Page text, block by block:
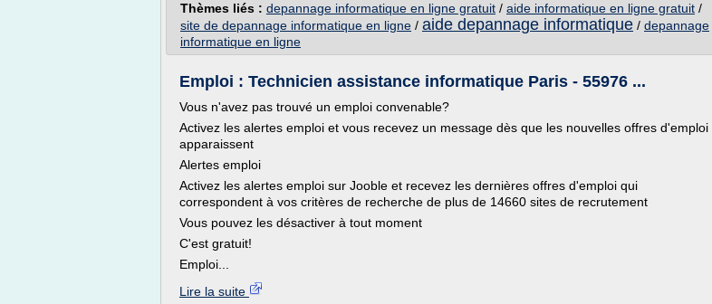
Thèmes liés : depannage informatique en ligne gratuit / aide informatique en ligne gratuit /
site de depannage informatique en ligne / aide depannage informatique / depannage
informatique en ligne
Emploi : Technicien assistance informatique Paris - 55976 ...
Vous n'avez pas trouvé un emploi convenable?
Activez les alertes emploi et vous recevez un message dès que les nouvelles offres d'emploi
apparaissent
Alertes emploi
Activez les alertes emploi sur Jooble et recevez les dernières offres d'emploi qui
correspondent à vos critères de recherche de plus de 14660 sites de recrutement
Vous pouvez les désactiver à tout moment
C'est gratuit!
Emploi...
Lire la suite